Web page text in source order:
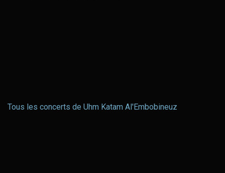
Tous les concerts de Uhm Katam Al'Embobineuz